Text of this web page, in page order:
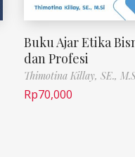
Buku Ajar Etika
dan Profesi
Thimotina Killay, SE.,
Rp70,000